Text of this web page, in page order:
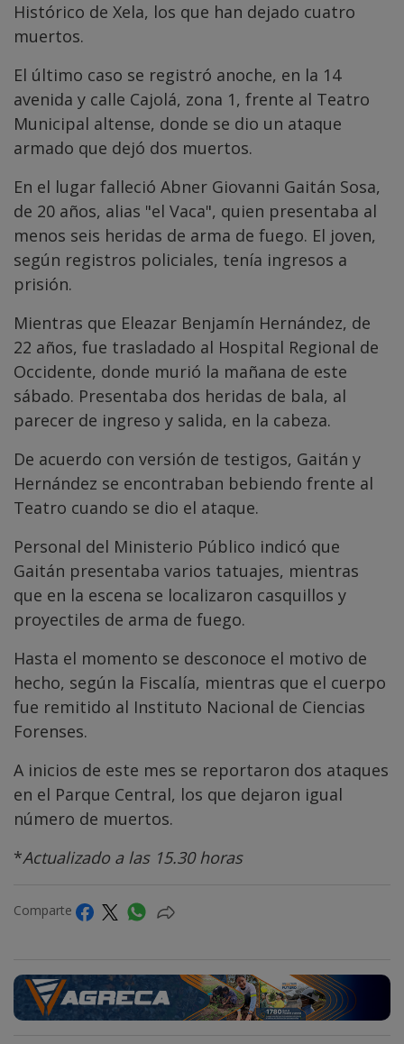
Histórico de Xela, los que han dejado cuatro
muertos.
El último caso se registró anoche, en la 14
avenida y calle Cajolá, zona 1, frente al Teatro
Municipal altense, donde se dio un ataque
armado que dejó dos muertos.
En el lugar falleció Abner Giovanni Gaitán Sosa,
de 20 años, alias "el Vaca", quien presentaba al
menos seis heridas de arma de fuego. El joven,
según registros policiales, tenía ingresos a
prisión.
Mientras que Eleazar Benjamín Hernández, de
22 años, fue trasladado al Hospital Regional de
Occidente, donde murió la mañana de este
sábado. Presentaba dos heridas de bala, al
parecer de ingreso y salida, en la cabeza.
De acuerdo con versión de testigos, Gaitán y
Hernández se encontraban bebiendo frente al
Teatro cuando se dio el ataque.
Personal del Ministerio Público indicó que
Gaitán presentaba varios tatuajes, mientras
que en la escena se localizaron casquillos y
proyectiles de arma de fuego.
Hasta el momento se desconoce el motivo de
hecho, según la Fiscalía, mientras que el cuerpo
fue remitido al Instituto Nacional de Ciencias
Forenses.
A inicios de este mes se reportaron dos ataques
en el Parque Central, los que dejaron igual
número de muertos.
*Actualizado a las 15.30 horas
Comparte